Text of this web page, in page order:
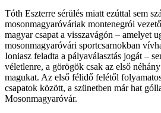
Tóth Eszterre sérülés miatt ezúttal sem
mosonmagyaróváriak montenegrói
magyar csapat a visszavágón – amelyet
mosonmagyaróvári sportcsarnokban
Ioniasz feladta a pályaválasztás jogát –
véletlenre, a görögök csak az első
magukat. Az első félidő felétől
csapatok között, a szünetben már hat
Mosonmagyaróvár.